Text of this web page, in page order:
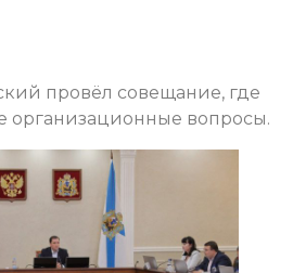
провёл совещание, где
организационные вопросы.